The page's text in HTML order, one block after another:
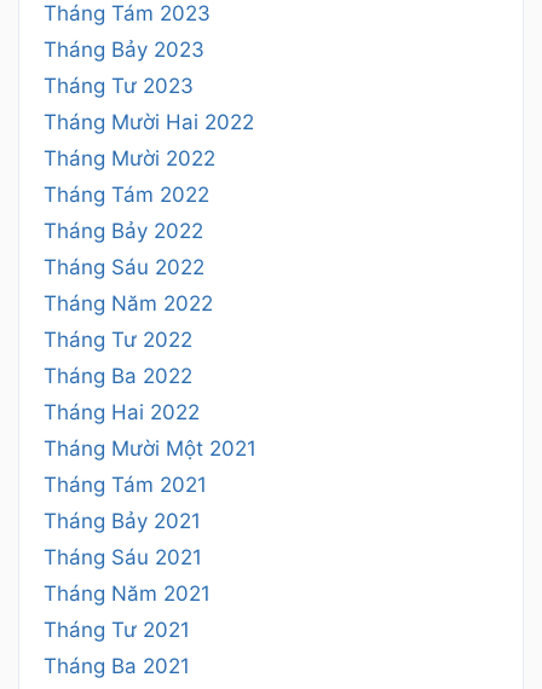
Tháng Tám 2023
Tháng Bảy 2023
Tháng Tư 2023
Tháng Mười Hai 2022
Tháng Mười 2022
Tháng Tám 2022
Tháng Bảy 2022
Tháng Sáu 2022
Tháng Năm 2022
Tháng Tư 2022
Tháng Ba 2022
Tháng Hai 2022
Tháng Mười Một 2021
Tháng Tám 2021
Tháng Bảy 2021
Tháng Sáu 2021
Tháng Năm 2021
Tháng Tư 2021
Tháng Ba 2021